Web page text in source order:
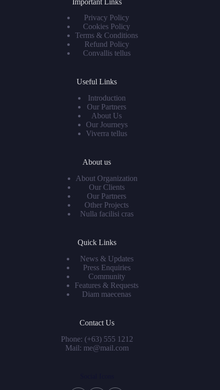
Privacy Policy
Cookies Policy
Terms & Conditions
Refund Policy
Convallis tellus
Useful Links
Introduction
Our Partners
About Us
Our Journeys
Viverra tellus
About us
About Organization
Our Clients
Our Partners
Other Projects
Nulla facilisi cras
Quick Links
News & Updates
Press Enquiries
Community
Features & Requests
Diam maecenas
Contact Us
Phone: (+63) 555 1212
Mail: me@mail.com